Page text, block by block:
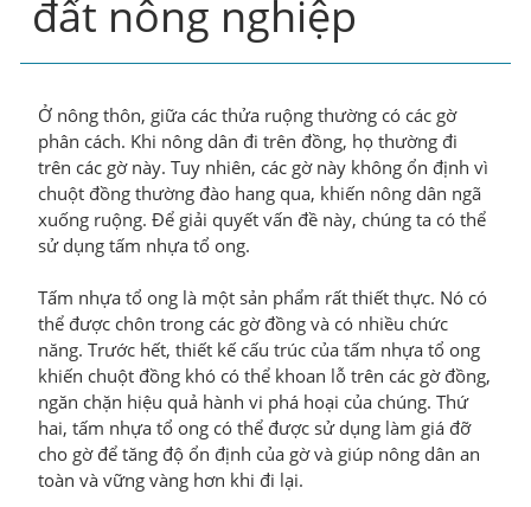
đất nông nghiệp
Ở nông thôn, giữa các thửa ruộng thường có các gờ
phân cách. Khi nông dân đi trên đồng, họ thường đi
trên các gờ này. Tuy nhiên, các gờ này không ổn định vì
chuột đồng thường đào hang qua, khiến nông dân ngã
xuống ruộng. Để giải quyết vấn đề này, chúng ta có thể
sử dụng tấm nhựa tổ ong.
Tấm nhựa tổ ong là một sản phẩm rất thiết thực. Nó có
thể được chôn trong các gờ đồng và có nhiều chức
năng. Trước hết, thiết kế cấu trúc của tấm nhựa tổ ong
khiến chuột đồng khó có thể khoan lỗ trên các gờ đồng,
ngăn chặn hiệu quả hành vi phá hoại của chúng. Thứ
hai, tấm nhựa tổ ong có thể được sử dụng làm giá đỡ
cho gờ để tăng độ ổn định của gờ và giúp nông dân an
toàn và vững vàng hơn khi đi lại.